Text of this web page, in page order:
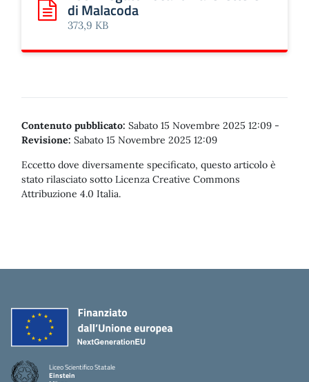
Scarica: 155 Allegato Locandina le lettere di Malacoda
di Malacoda
373,9 KB
Contenuto pubblicato: Sabato 15 Novembre 2025 12:09 -
Revisione: Sabato 15 Novembre 2025 12:09
Eccetto dove diversamente specificato, questo articolo è
stato rilasciato sotto Licenza Creative Commons
Attribuzione 4.0 Italia.
Liceo Scientifico Statale
Einstein